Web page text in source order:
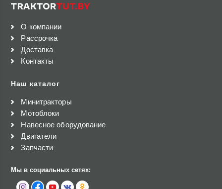
О компании
Рассрочка
Доставка
Контакты
Наш каталог
Минитракторы
Мотоблоки
Навесное оборудование
Двигатели
Запчасти
Мы в социальных сетях: